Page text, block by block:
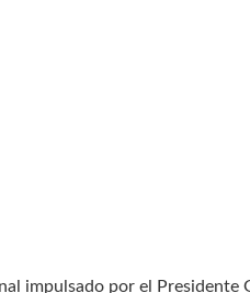
impulsado por el